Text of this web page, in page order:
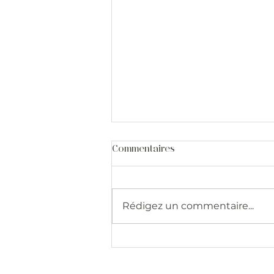
Commentaires
Rédigez un commentaire...